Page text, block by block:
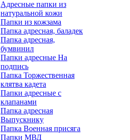
Адресные папки из
натуральной кожи
Папки из кожзама
Папка адресная, баладек
Папка адресная,
бумвинил
Папки адресные На
подпись
Папка Торжественная
клятва кадета
Папки адресные с
клапанами
Папка адресная
Выпускнику
Папка Военная присяга
Папки МВД